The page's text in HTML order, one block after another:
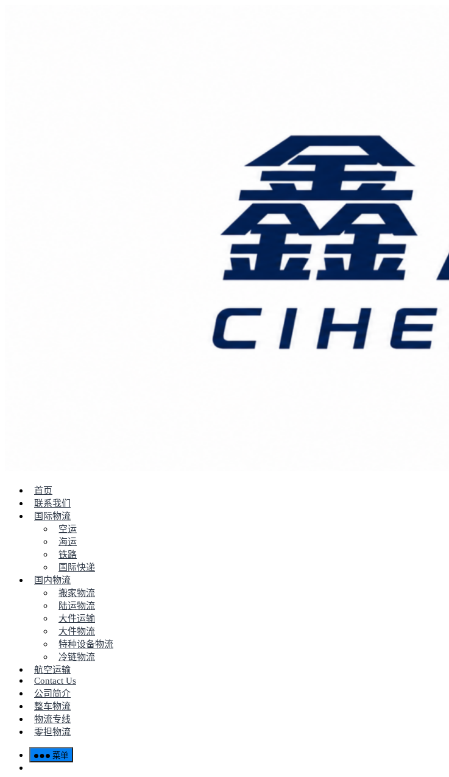
首页
联系我们
国际物流
空运
海运
铁路
国际快递
国内物流
搬家物流
陆运物流
大件运输
大件物流
特种设备物流
冷链物流
航空运输
Contact Us
公司简介
整车物流
物流专线
零担物流
菜单